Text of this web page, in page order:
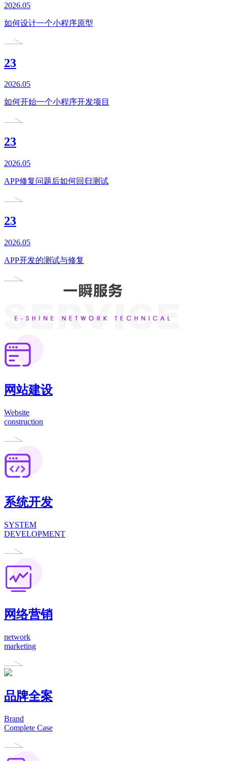
2026.05
如何设计一个小程序原型
23
2026.05
如何开始一个小程序开发项目
23
2026.05
APP修复问题后如何回归测试
23
2026.05
APP开发的测试与修复
网站建设
Website
construction
系统开发
SYSTEM
DEVELOPMENT
网络营销
network
marketing
品牌全案
Brand
Complete Case